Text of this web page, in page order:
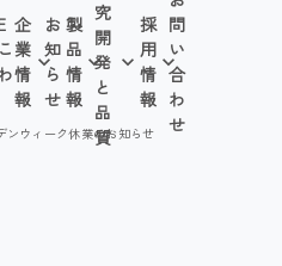
企
業
情
報
お
知
ら
せ
製
品
情
報
究
開
発
と
品
質
採
用
情
報
問
い
合
わ
せ
ンウィーク休業のお知らせ